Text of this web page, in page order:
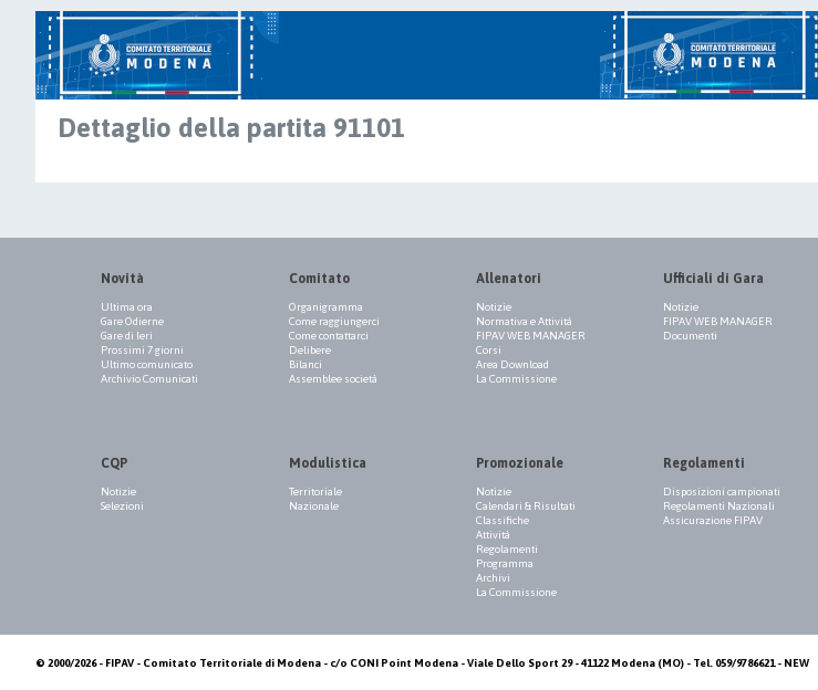
Dettaglio della partita 91101
Novità
Ultima ora
Gare Odierne
Gare di Ieri
Prossimi 7 giorni
Ultimo comunicato
Archivio Comunicati
Comitato
Organigramma
Come raggiungerci
Come contattarci
Delibere
Bilanci
Assemblee società
Allenatori
Notizie
Normativa e Attività
FIPAV WEB MANAGER
Corsi
Area Download
La Commissione
Ufficiali di Gara
Notizie
FIPAV WEB MANAGER
Documenti
CQP
Notizie
Selezioni
Modulistica
Territoriale
Nazionale
Promozionale
Notizie
Calendari & Risultati
Classifiche
Attività
Regolamenti
Programma
Archivi
La Commissione
Regolamenti
Disposizioni campionati
Regolamenti Nazionali
Assicurazione FIPAV
© 2000/2026 - FIPAV - Comitato Territoriale di Modena - c/o CONI Point Modena - Viale Dello Sport 29 - 41122 Modena (MO) - Tel. 059/9786621 - NEW